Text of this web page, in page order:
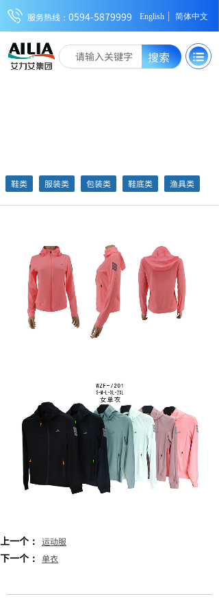
English 简体中文
服务热线： 0594-5879999
展览展示服务
搜索
鞋类 服装类 包装类 鞋底类 渔具类
上一个： 运动服
下一个： 单衣